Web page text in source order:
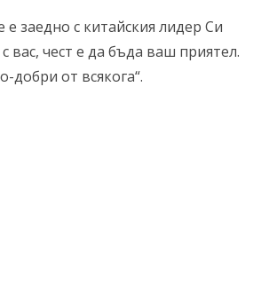
заедно с китайския лидер Си
вас, чест е да бъда ваш приятел.
от всякога“.